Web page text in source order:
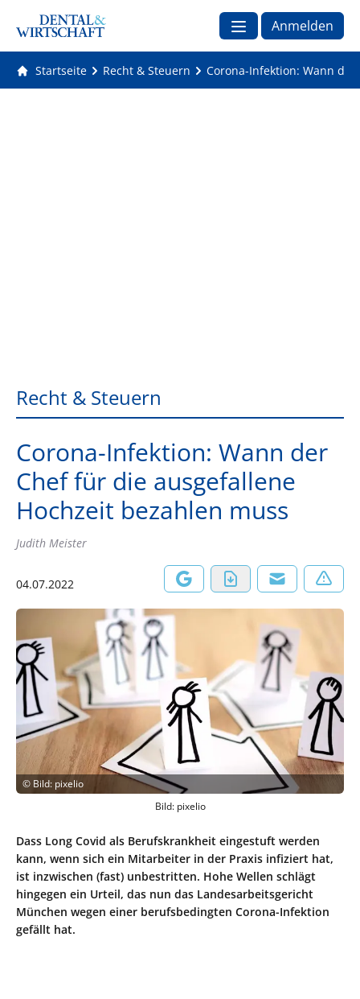
Anmelden
Startseite Recht & Steuern Corona-Infektion: Wann
Recht & Steuern
Corona-Infektion: Wann der
Chef für die ausgefallene
Hochzeit bezahlen muss
Judith Meister
04.07.2022
© Bild: pixelio
Bild: pixelio
Dass Long Covid als Berufskrankheit eingestuft werden
kann, wenn sich ein Mitarbeiter in der Praxis infiziert hat,
ist inzwischen (fast) unbestritten. Hohe Wellen schlägt
hingegen ein Urteil, das nun das Landesarbeitsgericht
München wegen einer berufsbedingten Corona-Infektion
gefällt hat.